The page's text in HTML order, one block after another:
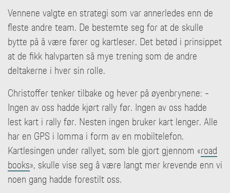
Vennene valgte en strategi som var annerledes enn de
fleste andre team. De bestemte seg for at de skulle
bytte på å være fører og kartleser. Det betød i prinsippet
at de fikk halvparten så mye trening som de andre
deltakerne i hver sin rolle.
Christoffer tenker tilbake og hever på øyenbrynene: -
Ingen av oss hadde kjørt rally før. Ingen av oss hadde
lest kart i rally før. Nesten ingen bruker kart lenger. Alle
har en GPS i lomma i form av en mobiltelefon.
Kartlesingen under rallyet, som ble gjort gjennom «road
books», skulle vise seg å være langt mer krevende enn vi
noen gang hadde forestilt oss.